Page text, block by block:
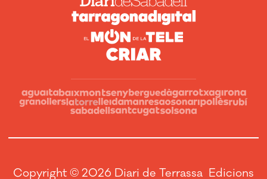
Copyright © 2026 Diari de Terrassa Edicions